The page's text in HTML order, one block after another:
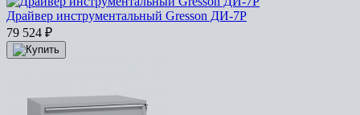
Драйвер инструментальный Gresson ДИ-7Р
79 524 ₽